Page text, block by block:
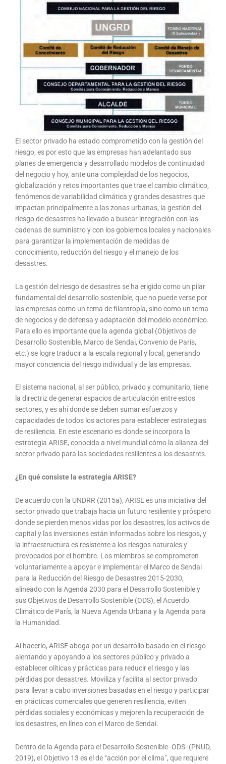
El sector privado ha estado comprometido con la gestión del
riesgo, es por esto que las empresas han adelantado sus
planes de emergencia y desarrollado modelos de continuidad
del negocio y hoy, ante una complejidad de los negocios,
globalización y retos importantes que trae el cambio climático,
fenómenos de variabilidad climática y grandes desastres que
impactan principalmente a las zonas urbanas, la gestión del
riesgo de desastres ha llevado a buscar integración con las
cadenas de suministro y con los gobiernos locales y nacionales
para garantizar la implementación de medidas de
conocimiento, reducción del riesgo y el manejo de los
desastres.
La gestión del riesgo de desastres se ha erigido como un pilar
fundamental del desarrollo sostenible, que no puede verse por
las empresas como un tema de filantropía, sino como un tema
de negocios y de defensa y adaptación del modelo económico.
Para ello es importante que la agenda global (Objetivos de
Desarrollo Sostenible, Marco de Sendai, Convenio de Paris,
etc.) se logre traducir a la escala regional y local, generando
mayor conciencia del riesgo individual y de las empresas.
El sistema nacional, al ser público, privado y comunitario, tiene
la directriz de generar espacios de articulación entre estos
sectores, y es ahí donde se deben sumar esfuerzos y
capacidades de todos los actores para establecer estrategias
de resiliencia. En este escenario es donde se incorpora la
estrategia ARISE, conocida a nivel mundial cómo la alianza del
sector privado para las sociedades resilientes a los desastres.
¿En qué consiste la estrategia ARISE?
De acuerdo con la UNDRR (2015a), ARISE es una iniciativa del
sector privado que trabaja hacia un futuro resiliente y próspero
donde se pierden menos vidas por los desastres, los activos de
capital y las inversiones están informadas sobre los riesgos, y
la infraestructura es resistente a los riesgos naturales y
provocados por el hombre. Los miembros se comprometen
voluntariamente a apoyar e implementar el Marco de Sendai
para la Reducción del Riesgo de Desastres 2015-2030,
alineado con la Agenda 2030 para el Desarrollo Sostenible y
sus Objetivos de Desarrollo Sostenible (ODS), el Acuerdo
Climático de París, la Nueva Agenda Urbana y la Agenda para
la Humanidad.
Al hacerlo, ARISE aboga por un desarrollo basado en el riesgo
alentando y apoyando a los sectores público y privado a
establecer olíticas y prácticas para reducir el riesgo y las
pérdidas por desastres. Moviliza y facilita al sector privado
para llevar a cabo inversiones basadas en el riesgo y participar
en prácticas comerciales que generen resiliencia, eviten
pérdidas sociales y económicas y mejoren la recuperación de
los desastres, en línea con el Marco de Sendai.
Dentro de la Agenda para el Desarrollo Sostenible -ODS- (PNUD,
2019), el Objetivo 13 es el de “acción por el clima”, que requiere